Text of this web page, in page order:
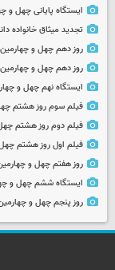
ایستگاه پایانی چهل و
تجدید میثاق خانواده
روز دهم چهل و
روز دهم چهل و
ایستگاه نهم چهل و
فیلم سوم روز هشتم
فیلم دوم روز هشتم
فیلم اول روز هشتم
روز هفتم چهل و
ایستگاه ششم چهل و
روز پنجم چهل و